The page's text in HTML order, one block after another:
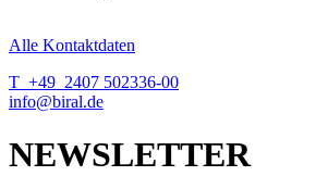
Alle Kontaktdaten
T +49 2407 502336-00
info@biral.de
NEWSLETTER